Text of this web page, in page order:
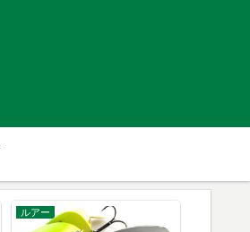
ルアー